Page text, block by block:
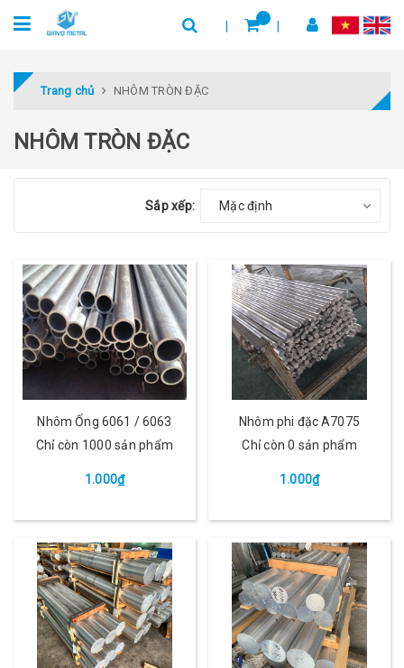
Trang chủ NHÔM TRÒN ĐẶC
NHÔM TRÒN ĐẶC
Sắp xếp: Mặc định
Nhôm Ống 6061 / 6063
Chỉ còn 1000 sản phẩm
1.000₫
Nhôm phi đặc A7075
Chỉ còn 0 sản phẩm
1.000₫